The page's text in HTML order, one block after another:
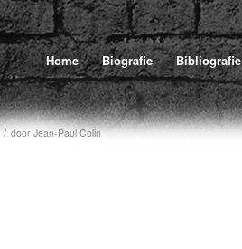
Home Biografie Bibliografie
/ door Jean-Paul Colin